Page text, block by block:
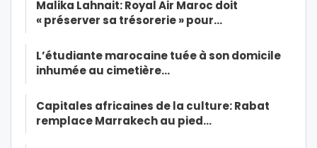
Malika Lahnait: Royal Air Maroc doit
« préserver sa trésorerie » pour…
L’étudiante marocaine tuée à son domicile
inhumée au cimetière…
Capitales africaines de la culture: Rabat
remplace Marrakech au pied…